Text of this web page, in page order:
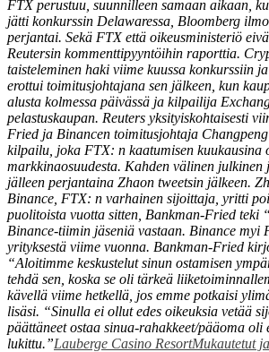
FTX perustuu, suunnilleen samaan aikaan,
jätti konkurssin Delawaressa, Bloomberg
perjantai. Sekä FTX että oikeusministeriö
Reutersin kommenttipyyntöihin raporttia.
taisteleminen haki viime kuussa konkurssiin
erottui toimitusjohtajana sen jälkeen, kun
alusta kolmessa päivässä ja kilpailija
pelastuskaupan. Reuters yksityiskohtaisesti
Fried ja Binancen toimitusjohtaja
kilpailu, joka FTX: n kaatumisen kuukausina
markkinaosuudesta. Kahden välinen julkinen
jälleen perjantaina Zhaon tweetsin jälkeen.
Binance, FTX: n varhainen sijoittaja, yritti
puolitoista vuotta sitten, Bankman-Fried teki
Binance-tiimin jäseniä vastaan. Binance myi
yrityksestä viime vuonna. Bankman-Fried
“Aloitimme keskustelut sinun ostamisen
tehdä sen, koska se oli tärkeä
kävellä viime hetkellä, jos emme potkaisi
lisäsi. “Sinulla ei ollut edes oikeuksia vetää
päättäneet ostaa sinua-rahakkeet/pääoma oli
lukittu.”Lauberge Casino ResortMukautetut